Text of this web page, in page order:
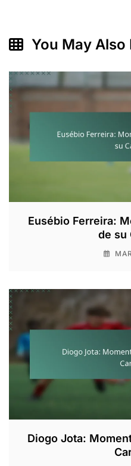
You May Also
Eusébio Ferreira:
de su
Diogo Jota: